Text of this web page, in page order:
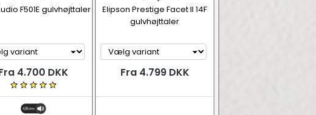
F501E gulvhøjttaler
4.700 DKK
Elipson Prestige Facet II 14F
gulvhøjttaler
Fra 4.799 DKK